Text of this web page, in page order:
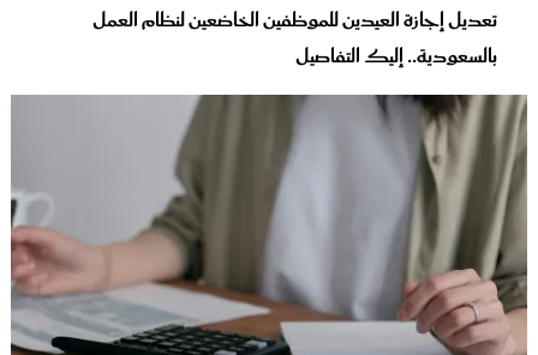
تعديل إجازة العيدين للموظفين الخاضعين لنظام العمل
بالسعودية.. إليك التفاصيل